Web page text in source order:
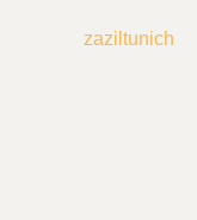
zaziltunich